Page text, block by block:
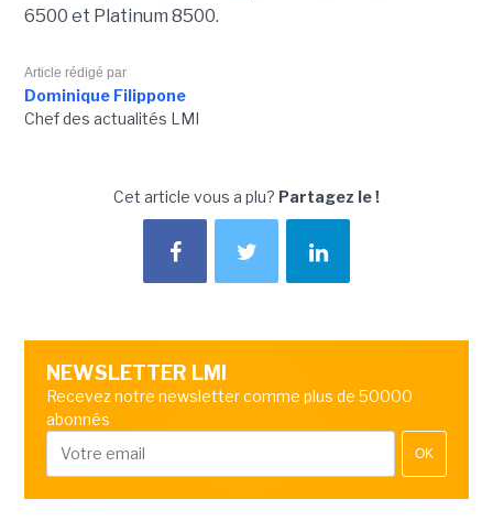
6500 et Platinum 8500.
Article rédigé par
Dominique Filippone
Chef des actualités LMI
Cet article vous a plu? Partagez le !
NEWSLETTER LMI
Recevez notre newsletter comme plus de 50000
abonnés
OK